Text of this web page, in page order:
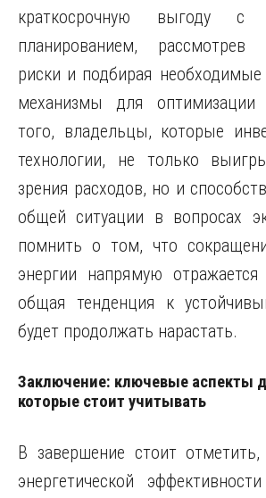
краткосрочную выгоду с
планированием, рассмотрев
риски и подбирая
механизмы для оптимизации
того, владельцы, которые
технологии, не только
зрения расходов, но и
общей ситуации в вопросах
помнить о том, что
энергии напрямую
общая тенденция к
будет продолжать нарастать.
Заключение: ключевые аспекты
которые стоит учитывать
В завершение стоит
энергетической